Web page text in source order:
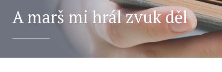
A marš mi hrál zvuk děl